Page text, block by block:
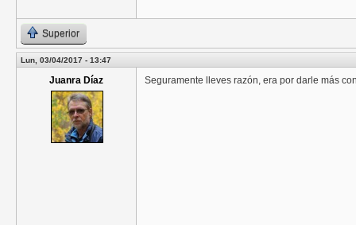
Superior
Lun, 03/04/2017 - 13:47
Juanra Díaz Seguramente lleves razón, era por darle más